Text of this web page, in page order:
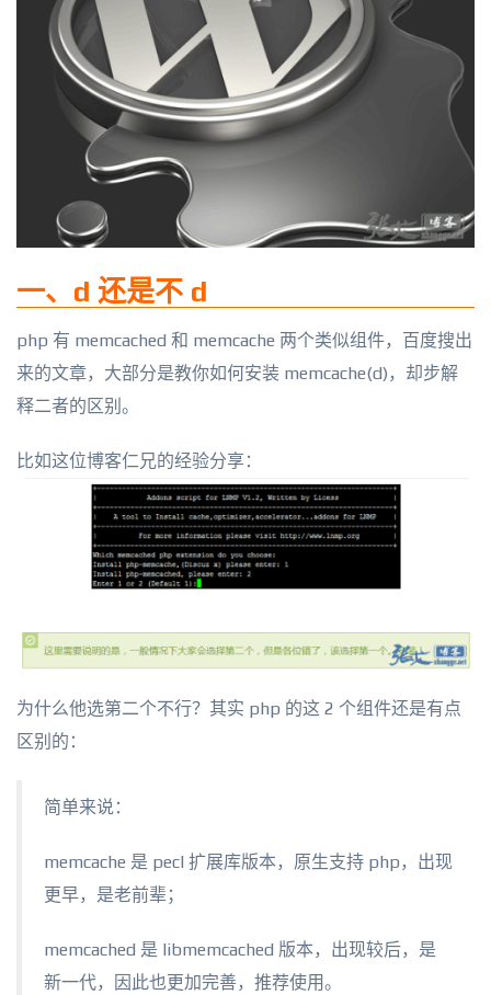
一、d 还是不 d
php 有 memcached 和 memcache 两个类似组件，百度搜出
来的文章，大部分是教你如何安装 memcache(d)，却步解
释二者的区别。
比如这位博客仁兄的经验分享：
为什么他选第二个不行？其实 php 的这 2 个组件还是有点
区别的：
简单来说：
memcache 是 pecl 扩展库版本，原生支持 php，出现
更早，是老前辈；
memcached 是 libmemcached 版本，出现较后，是
新一代，因此也更加完善，推荐使用。